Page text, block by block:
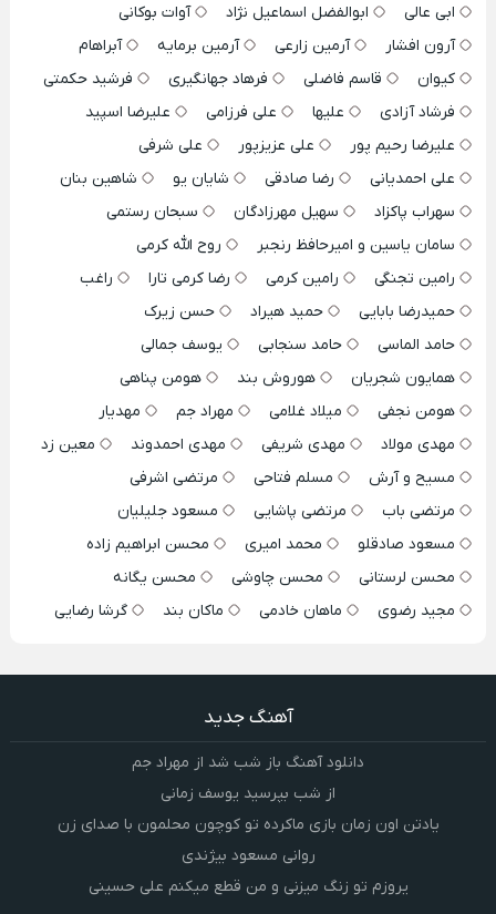
ابی عالی
ابوالفضل اسماعیل نژاد
آوات بوکانی
آرون افشار
آرمین زارعی آرمین برمایه
آبراهام
کیوان
قاسم فاضلی فرهاد جهانگیری
فرشید حکمتی
فرشاد آزادی
علیها علی فرزامی
علیرضا اسپید
علیرضا رحیم پور
علی عزیزپور
علی شرفی
علی احمدیانی
رضا صادقی شایان یو
شاهین بنان
سهراب پاکزاد
سهیل مهرزادگان
سبحان رستمی
سامان یاسین و امیرحافظ رنجبر
روح الله کرمی
رامین تجنگی
رامین کرمی رضا کرمی تارا
راغب
حمیدرضا بابایی
حمید هیراد
حسن زیرک
حامد الماسی
حامد سنجابی
یوسف جمالی
همایون شجریان
هوروش بند
هومن پناهی
هومن نجفی
میلاد غلامی مهراد جم
مهدیار
مهدی مولاد
مهدی شریفی مهدی احمدوند
معین زد
مسیح و آرش
مسلم فتاحی
مرتضی اشرفی
مرتضی باب
مرتضی پاشایی
مسعود جلیلیان
مسعود صادقلو
محمد امیری
محسن ابراهیم زاده
محسن لرستانی
محسن چاوشی
محسن یگانه
مجید رضوی
ماهان خادمی ماکان بند گرشا رضایی
آهنگ جدید
دانلود آهنگ باز شب شد از مهراد جم
از شب بپرسید یوسف زمانی
یادتن اون زمان بازی ماکرده تو کوچون محلمون با صدای زن
روانی مسعود بیژندی
یروزم تو زنگ میزنی و من قطع میکنم علی حسینی